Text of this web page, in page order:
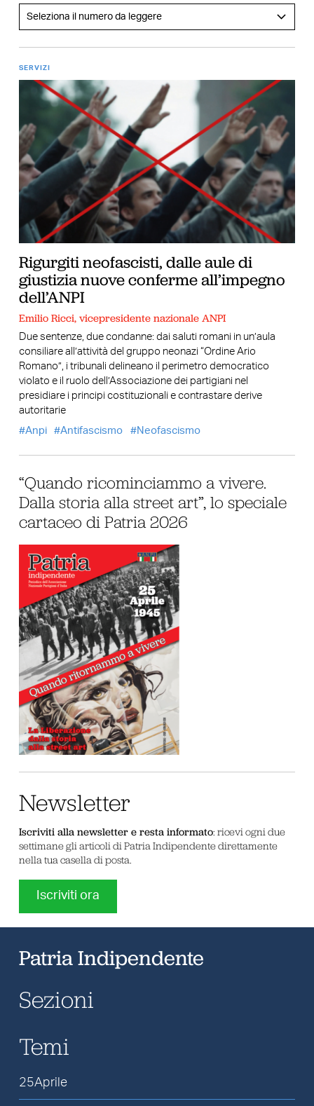
SERVIZI
Rigurgiti neofascisti, dalle aule di
giustizia nuove conferme all’impegno
dell’ANPI
Emilio Ricci, vicepresidente nazionale ANPI
Due sentenze, due condanne: dai saluti romani in un’aula
consiliare all’attività del gruppo neonazi “Ordine Ario
Romano”, i tribunali delineano il perimetro democratico
violato e il ruolo dell’Associazione dei partigiani nel
presidiare i principi costituzionali e contrastare derive
autoritarie
Anpi
Antifascismo Neofascismo
“Quando ricominciammo a vivere.
Dalla storia alla street art”, lo speciale
cartaceo di Patria 2026
Newsletter
Iscriviti alla newsletter e resta informato: ricevi ogni due
settimane gli articoli di Patria Indipendente direttamente
nella tua casella di posta.
Iscriviti ora
Patria Indipendente
Sezioni
Temi
25Aprile